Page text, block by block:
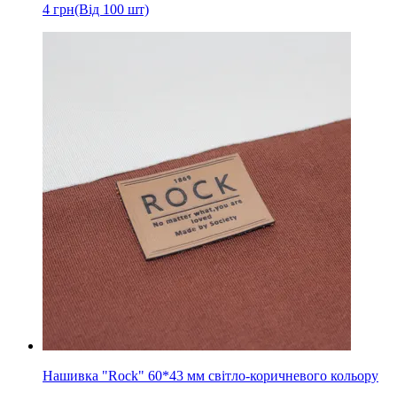
4 грн(Від 100 шт)
Нашивка "Rock" 60*43 мм світло-коричневого кольору